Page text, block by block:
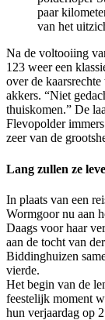
paar
van het
Na de voltooiing
123 weer een
over de
akkers. “Niet
thuiskomen.” De
Flevopolder
zeer van de
Lang zullen ze
In plaats van een
Wormgoor nu aan
Daags voor haar
aan de tocht van
Biddinghuizen
vierde.
Het begin van de
feestelijk moment
hun verjaardag op